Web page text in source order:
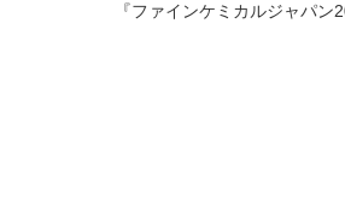
『ファインケミカルジャパ